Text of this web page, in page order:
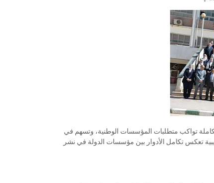
متكاملة تواكب متطلبات المؤسسات الوطنية، وتسهم في
تعكس تكامل الأدوار بين مؤسسات الدولة في نشر